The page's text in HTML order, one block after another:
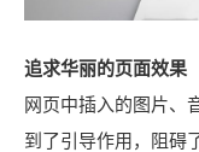
追求华丽的页面效果
网页中插入的图片、
到了引导作用，阻碍